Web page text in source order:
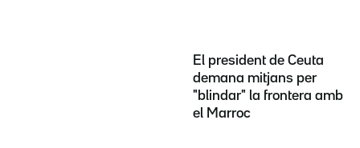
El president de Ceuta
demana mitjans per
"blindar" la frontera amb
el Marroc